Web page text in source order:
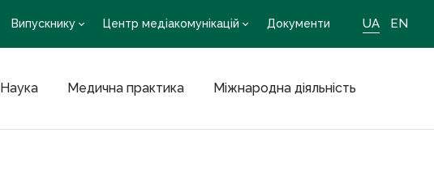
Випускнику Центр медіакомунікацій Документи UA EN
Наука Медична практика Міжнародна діяльність